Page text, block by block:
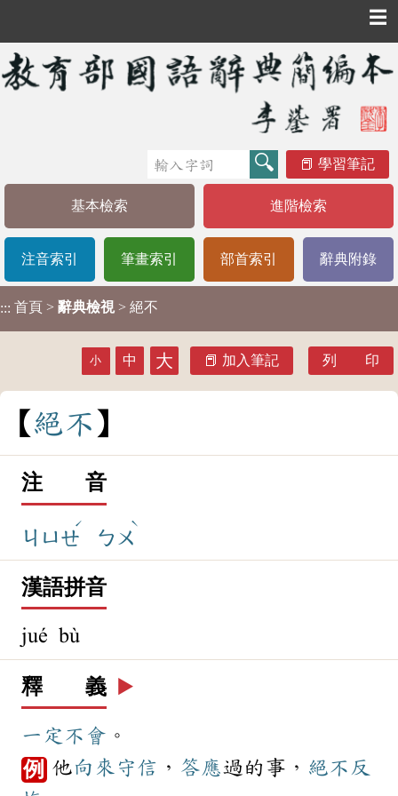
☰
學習筆記
基本檢索 進階檢索
注音索引 筆畫索引 部首索引 辭典附錄
::: 首頁 > 辭典檢視 > 絕不
小 中 大 加入筆記 列 印
絕不
注 音
ㄐㄩㄝ
ˊ
ㄅㄨ
ˋ
漢語拼音
jué bù
釋 義 ▶️
一定 不會 。
例 他向來 守信 ， 答應過的事， 絕不 反